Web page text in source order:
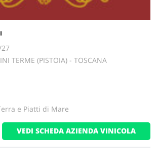
27
TERME (PISTOIA) - TOSCANA
e Piatti di Mare
VEDI SCHEDA AZIENDA VINICOLA